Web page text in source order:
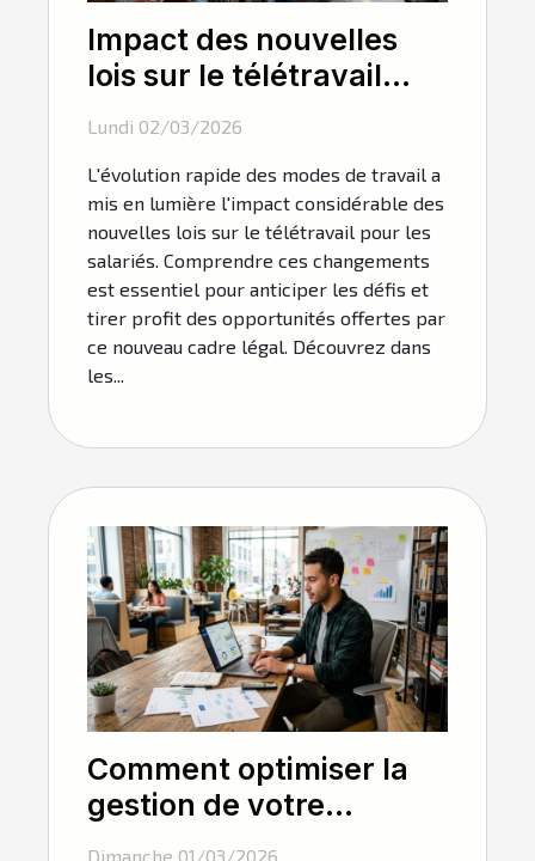
Impact des nouvelles
lois sur le télétravail
Lundi 02/03/2026
L'évolution rapide des modes de travail a
mis en lumière l'impact considérable des
nouvelles lois sur le télétravail pour les
salariés. Comprendre ces changements
est essentiel pour anticiper les défis et
tirer profit des opportunités offertes par
ce nouveau cadre légal. Découvrez dans
les...
Comment optimiser la
gestion de votre
nouvelle entreprise ?
Dimanche 01/03/2026